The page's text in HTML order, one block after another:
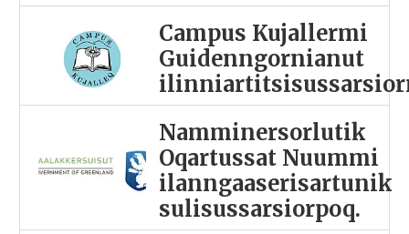
Campus Kujallermi
Guidenngornianut
Namminersorlutik
Oqartussat Nuummi
ilanngaaserisartunik
sulisussarsiorpoq.